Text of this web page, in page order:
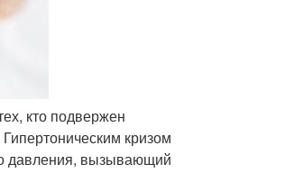
кто подвержен
кризом
давления, вызывающий